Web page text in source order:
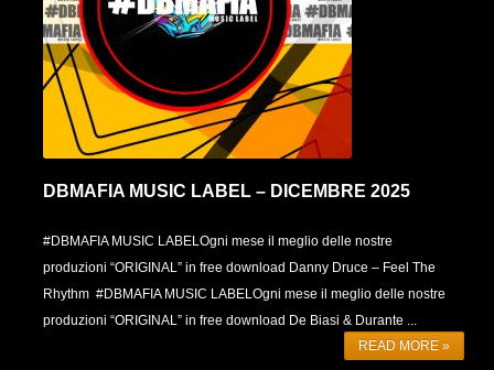
DBMAFIA MUSIC LABEL – DICEMBRE 2025
#DBMAFIA MUSIC LABELOgni mese il meglio delle nostre
produzioni “ORIGINAL” in free download Danny Druce – Feel The
Rhythm #DBMAFIA MUSIC LABELOgni mese il meglio delle nostre
produzioni “ORIGINAL” in free download De Biasi & Durante ...
READ MORE »